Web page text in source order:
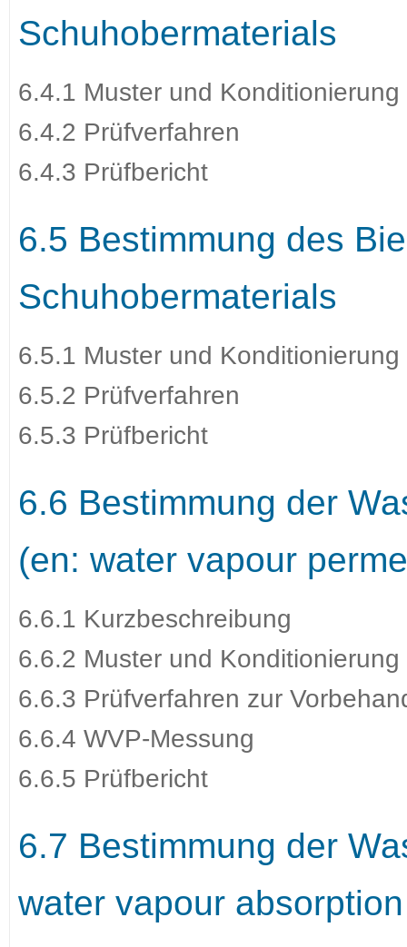
Schuhobermaterials
6.4.1 Muster und Konditionierung
6.4.2 Prüfverfahren
6.4.3 Prüfbericht
6.5 Bestimmung des
Schuhobermaterials
6.5.1 Muster und Konditionierung
6.5.2 Prüfverfahren
6.5.3 Prüfbericht
6.6 Bestimmung der
(en: water vapour
6.6.1 Kurzbeschreibung
6.6.2 Muster und Konditionierung
6.6.3 Prüfverfahren zur
6.6.4 WVP-Messung
6.6.5 Prüfbericht
6.7 Bestimmung der
water vapour